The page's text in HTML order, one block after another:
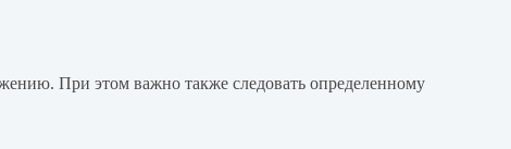
При этом важно также следовать определенному